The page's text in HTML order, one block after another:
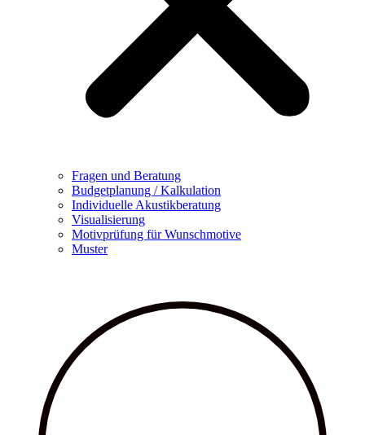
Fragen und Beratung
Budgetplanung / Kalkulation
Individuelle Akustikberatung
Visualisierung
Motivprüfung für Wunschmotive
Muster